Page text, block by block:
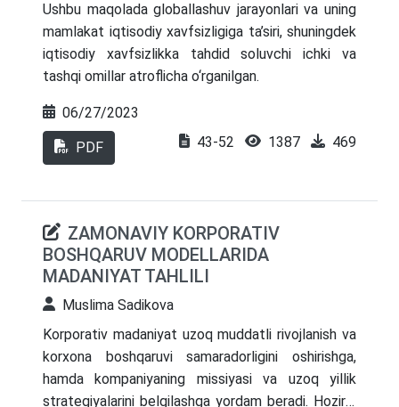
Ushbu maqolada globallashuv jarayonlari va uning
mamlakat iqtisodiy xavfsizligiga ta’siri, shuningdek
iqtisodiy xavfsizlikka tahdid soluvchi ichki va
tashqi omillar atroflicha o‘rganilgan.
06/27/2023
PDF 43-52 1387 469
ZAMONAVIY KORPORATIV
BOSHQARUV MODELLARIDA
MADANIYAT TAHLILI
Muslima Sadikova
Korporativ madaniyat uzoq muddatli rivojlanish va
korxona boshqaruvi samaradorligini oshirishga,
hamda kompaniyaning missiyasi va uzoq yillik
strategiyalarini belgilashga yordam beradi. Hozirgi